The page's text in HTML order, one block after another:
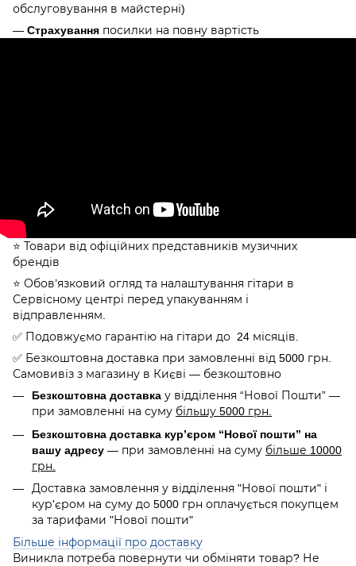
обслуговування в майстерні)
— Страхування посилки на повну вартість
⭐️ Товари від офіційних представників музичних
брендів
⭐️ Обов’язковий огляд та налаштування гітари в
Сервісному центрі перед упакуванням і
відправленням.
✅ Подовжуємо гарантію на гітари до 24 місяців.
✅ Безкоштовна доставка при замовленні від 5000 грн.
Самовивіз з магазину в Києві — безкоштовно
Безкоштовна доставка у відділення “Нової Пошти” —
при замовленні на суму більшу 5000 грн.
Безкоштовна доставка кур’єром “Нової пошти” на
вашу адресу — при замовленні на суму більше 10000
грн.
Доставка замовлення у відділення "Нової пошти" і
кур'єром на суму до 5000 грн оплачується покупцем
за тарифами "Нової пошти"
Більше інформації про доставку
Виникла потреба повернути чи обміняти товар? Не